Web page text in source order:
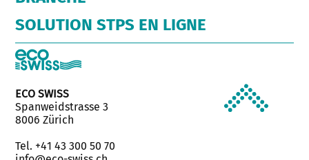
SOLUTION STPS EN LIGNE
ECO SWISS
Spanweidstrasse 3
8006 Zürich
Tel. +41 43 300 50 70